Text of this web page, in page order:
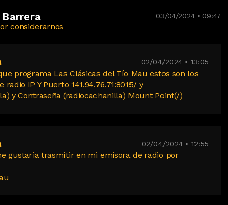
03/04/2024 • 09:47
considerarnos
02/04/2024 • 13:05
programa Las Clásicas del Tío Mau estos son los
IP Y Puerto 141.94.76.71:8015/ y
y Contraseña (radiocachanilla) Mount Point(/)
02/04/2024 • 12:55
gustaria trasmitir en mi emisora de radio por